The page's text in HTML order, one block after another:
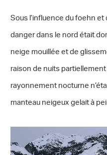
Sous l’influence du foehn
danger dans le nord était
neige mouillée et de
raison de nuits
rayonnement nocturne
manteau neigeux gelait à